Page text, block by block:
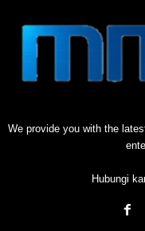
We provide you with the
Hubungi